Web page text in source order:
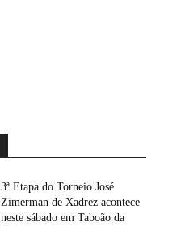
3ª Etapa do Torneio José
Zimerman de Xadrez acontece
neste sábado em Taboão da